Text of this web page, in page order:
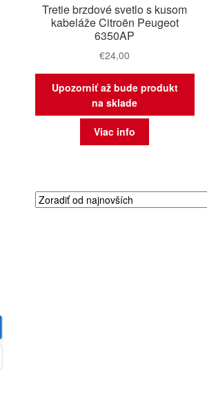
Tretie brzdové svetlo s kusom
kabeláže Citroën Peugeot
6350AP
€24,00
Upozorniť až bude produkt
na sklade
Viac info